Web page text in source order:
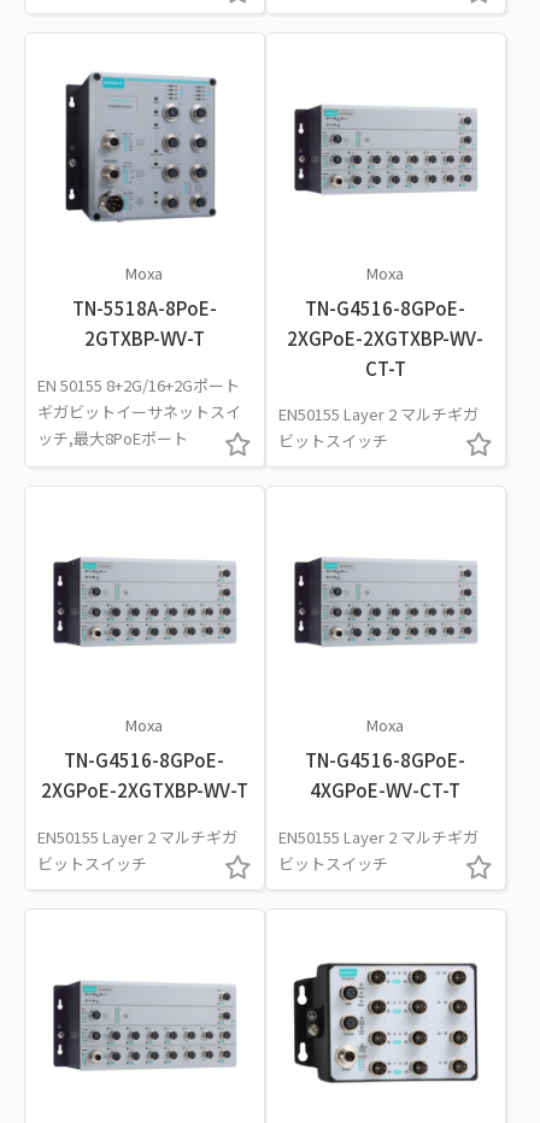
Moxa
TN-5518A-8PoE-
2GTXBP-WV-T
EN 50155 8+2G/16+2Gポート
ギガビットイーサネットスイ
ッチ,最大8PoEポート
Moxa
TN-G4516-8GPoE-
2XGPoE-2XGTXBP-WV-
CT-T
EN50155 Layer 2 マルチギガ
ビットスイッチ
Moxa
TN-G4516-8GPoE-
2XGPoE-2XGTXBP-WV-T
EN50155 Layer 2 マルチギガ
ビットスイッチ
Moxa
TN-G4516-8GPoE-
4XGPoE-WV-CT-T
EN50155 Layer 2 マルチギガ
ビットスイッチ